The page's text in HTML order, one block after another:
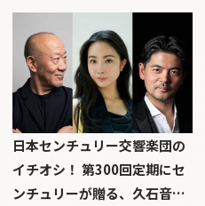
日本センチュリー交響楽団の
イチオシ！ 第300回定期にセ
ンチュリーが贈る、久石音…